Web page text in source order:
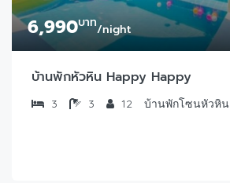
6,990บาท/night
บ้านพักหัวหิน Happy Happy
3 3 12 บ้านพักโซนหัวหิน